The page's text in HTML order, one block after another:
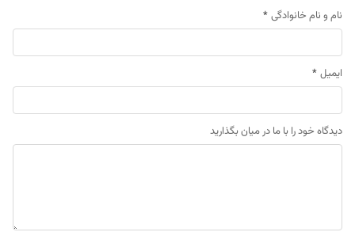
نام و نام خانوادگی *
ایمیل *
دیدگاه خود را با ما در میان بگذارید